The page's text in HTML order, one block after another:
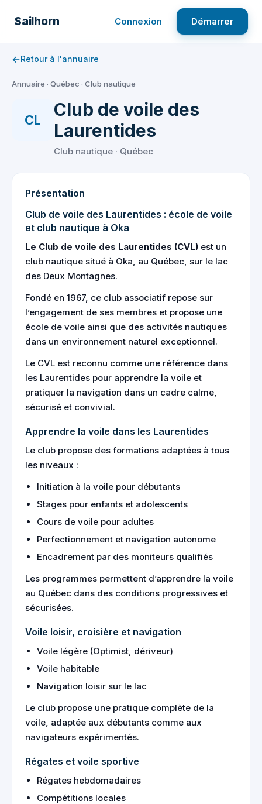
Sailhorn Connexion Démarrer
←Retour à l'annuaire
Annuaire · Québec · Club nautique
CL
Club de voile des
Laurentides
Club nautique · Québec
Présentation
Club de voile des Laurentides : école de voile
et club nautique à Oka
Le Club de voile des Laurentides (CVL) est un
club nautique situé à Oka, au Québec, sur le lac
des Deux Montagnes.
Fondé en 1967, ce club associatif repose sur
l’engagement de ses membres et propose une
école de voile ainsi que des activités nautiques
dans un environnement naturel exceptionnel.
Le CVL est reconnu comme une référence dans
les Laurentides pour apprendre la voile et
pratiquer la navigation dans un cadre calme,
sécurisé et convivial.
Apprendre la voile dans les Laurentides
Le club propose des formations adaptées à tous
les niveaux :
Initiation à la voile pour débutants
Stages pour enfants et adolescents
Cours de voile pour adultes
Perfectionnement et navigation autonome
Encadrement par des moniteurs qualifiés
Les programmes permettent d’apprendre la voile
au Québec dans des conditions progressives et
sécurisées.
Voile loisir, croisière et navigation
Voile légère (Optimist, dériveur)
Voile habitable
Navigation loisir sur le lac
Le club propose une pratique complète de la
voile, adaptée aux débutants comme aux
navigateurs expérimentés.
Régates et voile sportive
Régates hebdomadaires
Compétitions locales